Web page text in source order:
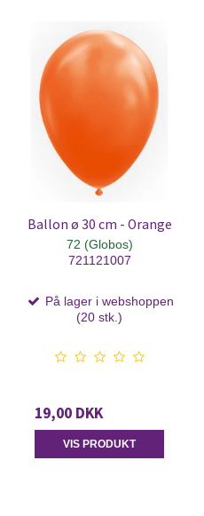
Ballon ø 30 cm - Orange
72 (Globos)
721121007
På lager i webshoppen
(20 stk.)
19,00 DKK
VIS PRODUKT